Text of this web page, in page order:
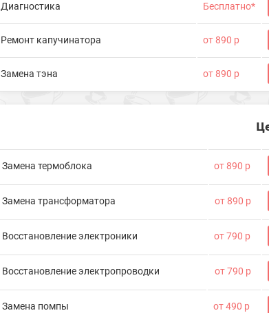
Диагностика Бесплатно*
Ремонт капучинатора от 890 р
Замена тэна от 890 р
Замена термоблока от 890 р
Замена трансформатора от 890 р
Восстановление электроники от 790 р
Восстановление электропроводки от 790 р
Замена помпы от 490 р